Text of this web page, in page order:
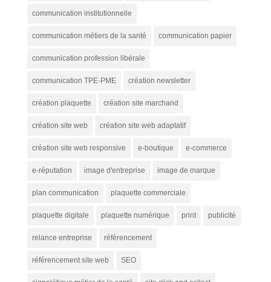
communication institutionnelle
communication métiers de la santé communication papier
communication profession libérale
communication TPE-PME création newsletter
création plaquette création site marchand
création site web création site web adaptatif
création site web responsive e-boutique e-commerce
e-réputation image d'entreprise image de marque
plan communication plaquette commerciale
plaquette digitale plaquette numérique print publicité
relance entreprise référencement
référencement site web SEO